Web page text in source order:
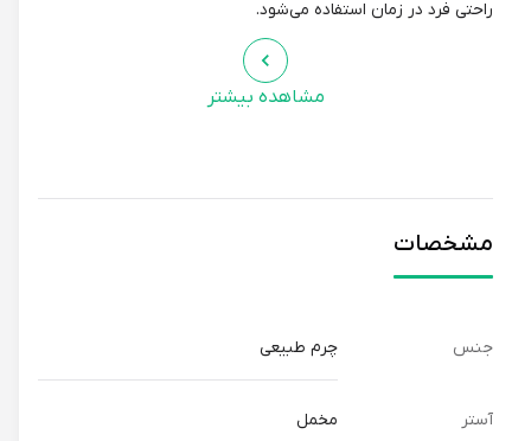
راحتی فرد در زمان استفاده می‌شود.
مشاهده بیشتر
مشخصات
جنس چرم طبیعی
آستر مخمل